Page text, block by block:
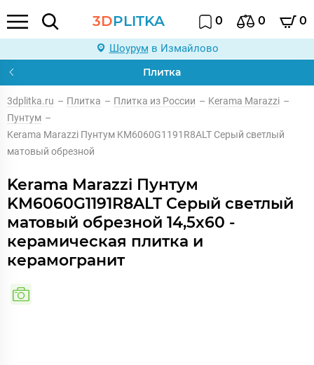
3DPLITKA 0 0 0
Шоурум в Измайлово
Плитка
3dplitka.ru – Плитка – Плитка из России – Kerama Marazzi –
Пунтум –
Kerama Marazzi Пунтум KM6060G1191R8ALT Серый светлый
матовый обрезной
Kerama Marazzi Пунтум
KM6060G1191R8ALT Серый светлый
матовый обрезной 14,5x60 -
керамическая плитка и
керамогранит